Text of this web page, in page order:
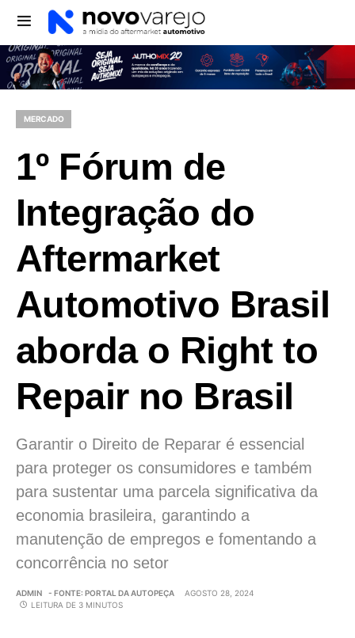
MERCADO
1º Fórum de
Integração do
Aftermarket
Automotivo Brasil
aborda o Right to
Repair no Brasil
Garantir o Direito de Reparar é essencial
para proteger os consumidores e também
para sustentar uma parcela significativa da
economia brasileira, garantindo a
manutenção de empregos e fomentando a
concorrência no setor
ADMIN - FONTE: PORTAL DA AUTOPEÇA
AGOSTO 28, 2024
LEITURA DE 3 MINUTOS